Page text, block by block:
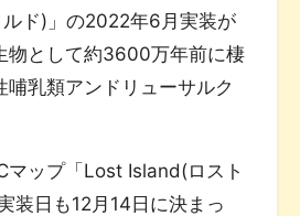
ルド)」の2022年6月実装が
物として約3600万年前に棲
哺乳類アンドリューサルク
ップ「Lost Island(ロスト
装日も12月14日に決まっ